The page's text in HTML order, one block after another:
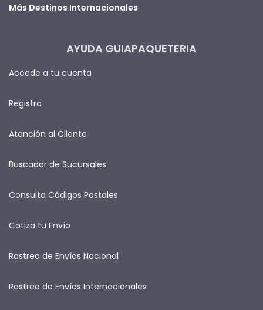
Más Destinos Internacionales
AYUDA GUIAPAQUETERIA
Accede a tu cuenta
Registro
Atención al Cliente
Buscador de Sucursales
Consulta Códigos Postales
Cotiza tu Envío
Rastreo de Envíos Nacional
Rastreo de Envíos Internacionales